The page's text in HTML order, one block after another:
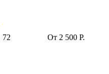
72 От 2 500 Р.